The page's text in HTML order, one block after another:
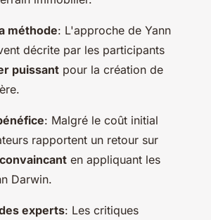
méthode: L'approche de Yann
décrite par les participants
puissant pour la création de
: Malgré le coût initial
rapportent un retour sur
convaincant en appliquant les
Darwin.
experts: Les critiques